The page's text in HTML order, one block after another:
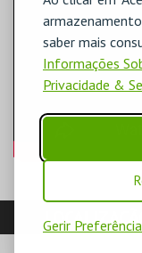
saber mais
Informações
Privacidade &
Gerir